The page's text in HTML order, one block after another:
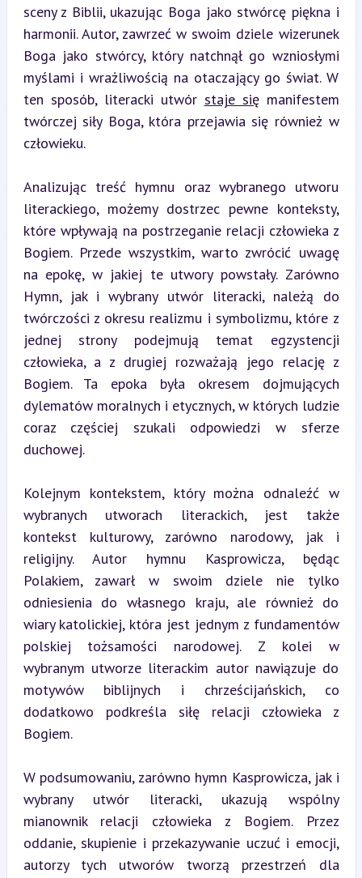
sceny z Biblii, ukazując Boga jako stwórcę piękna i
harmonii. Autor, zawrzeć w swoim dziele wizerunek
Boga jako stwórcy, który natchnął go wzniosłymi
myślami i wrażliwością na otaczający go świat. W
ten sposób, literacki utwór staje się manifestem
twórczej siły Boga, która przejawia się również w
człowieku.
Analizując treść hymnu oraz wybranego utworu
literackiego, możemy dostrzec pewne konteksty,
które wpływają na postrzeganie relacji człowieka z
Bogiem. Przede wszystkim, warto zwrócić uwagę
na epokę, w jakiej te utwory powstały. Zarówno
Hymn, jak i wybrany utwór literacki, należą do
twórczości z okresu realizmu i symbolizmu, które z
jednej strony podejmują temat egzystencji
człowieka, a z drugiej rozważają jego relację z
Bogiem. Ta epoka była okresem dojmujących
dylematów moralnych i etycznych, w których ludzie
coraz częściej szukali odpowiedzi w sferze
duchowej.
Kolejnym kontekstem, który można odnaleźć w
wybranych utworach literackich, jest także
kontekst kulturowy, zarówno narodowy, jak i
religijny. Autor hymnu Kasprowicza, będąc
Polakiem, zawarł w swoim dziele nie tylko
odniesienia do własnego kraju, ale również do
wiary katolickiej, która jest jednym z fundamentów
polskiej tożsamości narodowej. Z kolei w
wybranym utworze literackim autor nawiązuje do
motywów biblijnych i chrześcijańskich, co
dodatkowo podkreśla siłę relacji człowieka z
Bogiem.
W podsumowaniu, zarówno hymn Kasprowicza, jak i
wybrany utwór literacki, ukazują wspólny
mianownik relacji człowieka z Bogiem. Przez
oddanie, skupienie i przekazywanie uczuć i emocji,
autorzy tych utworów tworzą przestrzeń dla